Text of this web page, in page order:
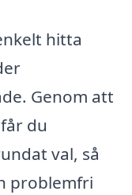
hitta
Genom att
du
val, så
problemfri